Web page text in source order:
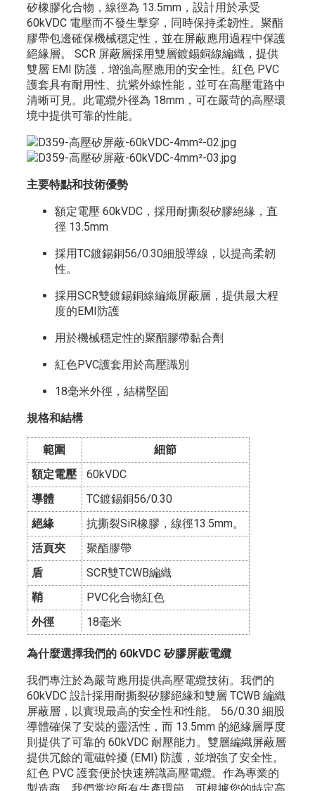
矽橡膠化合物，線徑為 13.5mm，設計用於承受
60kVDC 電壓而不發生擊穿，同時保持柔韌性。聚酯
膠帶包邊確保機械穩定性，並在屏蔽應用過程中保護
絕緣層。 SCR 屏蔽層採用雙層鍍錫銅線編織，提供
雙層 EMI 防護，增強高壓應用的安全性。紅色 PVC
護套具有耐用性、抗紫外線性能，並可在高壓電路中
清晰可見。此電纜外徑為 18mm，可在嚴苛的高壓環
境中提供可靠的性能。
主要特點和技術優勢
額定電壓 60kVDC，採用耐撕裂矽膠絕緣，直
徑 13.5mm
採用TC鍍錫銅56/0.30細股導線，以提高柔韌
性。
採用SCR雙鍍錫銅線編織屏蔽層，提供最大程
度的EMI防護
用於機械穩定性的聚酯膠帶黏合劑
紅色PVC護套用於高壓識別
18毫米外徑，結構堅固
規格和結構
範圍
細節
額定電壓
60kVDC
導體
TC鍍錫銅56/0.30
絕緣
抗撕裂SiR橡膠，線徑13.5mm。
活頁夾
聚酯膠帶
盾
SCR雙TCWB編織
鞘
PVC化合物紅色
外徑
18毫米
為什麼選擇我們的 60kVDC 矽膠屏蔽電纜
我們專注於為嚴苛應用提供高壓電纜技術。我們的
60kVDC 設計採用耐撕裂矽膠絕緣和雙層 TCWB 編織
屏蔽層，以實現最高的安全性和性能。 56/0.30 細股
導體確保了安裝的靈活性，而 13.5mm 的絕緣層厚度
則提供了可靠的 60kVDC 耐壓能力。雙層編織屏蔽層
提供冗餘的電磁幹擾 (EMI) 防護，並增強了安全性。
紅色 PVC 護套便於快速辨識高壓電纜。作為專業的